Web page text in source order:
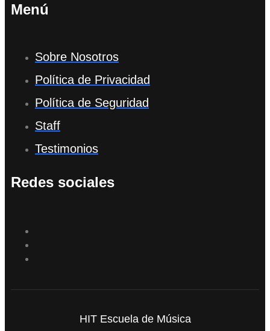
Menú
Sobre Nosotros
Política de Privacidad
Política de Seguridad
Staff
Testimonios
Redes sociales
HIT Escuela de Música